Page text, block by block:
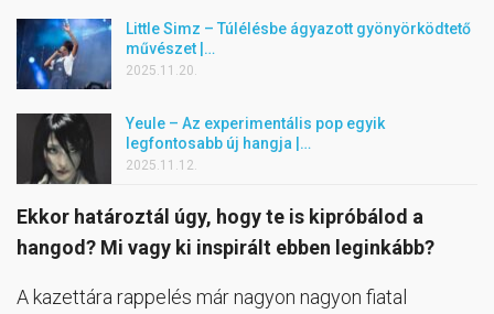
Little Simz – Túlélésbe ágyazott gyönyörködtető
művészet |…
2025.11.20.
Yeule – Az experimentális pop egyik
legfontosabb új hangja |…
2025.11.12.
Ekkor határoztál úgy, hogy te is kipróbálod a
hangod? Mi vagy ki inspirált ebben leginkább?
A kazettára rappelés már nagyon nagyon fiatal